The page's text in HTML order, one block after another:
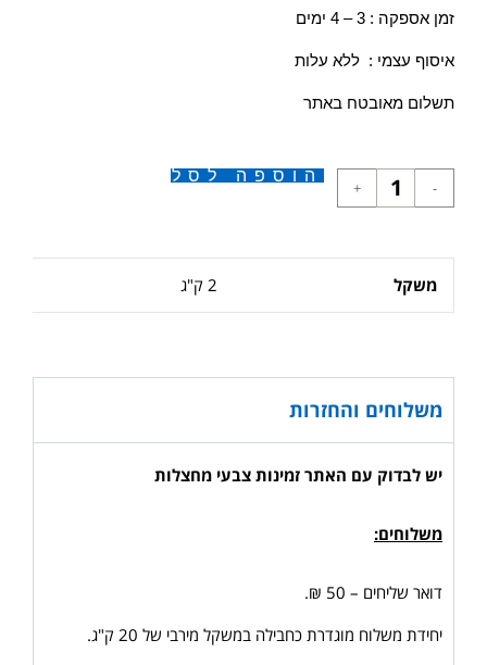
זמן אספקה : 3 – 4 ימים
איסוף עצמי : ללא עלות
תשלום מאובטח באתר
-
+
הוספה לסל
משקל 2 ק"ג
משלוחים והחזרות
יש לבדוק עם האתר זמינות צבעי מחצלות
משלוחים:
דואר שליחים – 50 ₪.
יחידת משלוח מוגדרת כחבילה במשקל מירבי של 20 ק"ג.